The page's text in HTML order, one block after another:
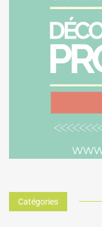
Catégories